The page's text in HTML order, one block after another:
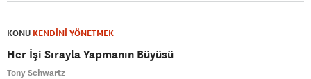
KONU KENDİNİ YÖNETMEK
Her İşi Sırayla Yapmanın Büyüsü
Tony Schwartz